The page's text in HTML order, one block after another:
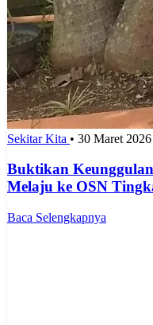
Sekitar Kita • 30 Maret 2026
Buktikan
Melaju ke OSN
Baca Selengkapnya